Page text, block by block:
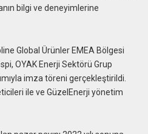
bilgi ve deneyimlerine
Global Ürünler EMEA Bölgesi
OYAK Enerji Sektörü Grup
imza töreni gerçekleştirildi.
ile ve GüzelEnerji yönetim